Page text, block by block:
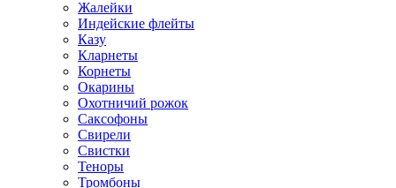
Жалейки
Индейские флейты
Казу
Кларнеты
Корнеты
Окарины
Охотничий рожок
Саксофоны
Свирели
Свистки
Теноры
Тромбоны